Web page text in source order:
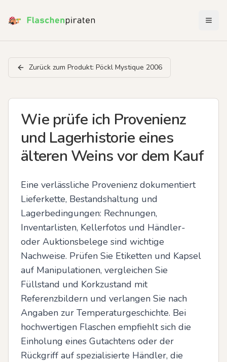
Zurück zum Produkt: Pöckl Mystique 2006
Wie prüfe ich Provenienz
und Lagerhistorie eines
älteren Weins vor dem Kauf
Eine verlässliche Provenienz dokumentiert
Lieferkette, Bestandshaltung und
Lagerbedingungen: Rechnungen,
Inventarlisten, Kellerfotos und Händler-
oder Auktionsbelege sind wichtige
Nachweise. Prüfen Sie Etiketten und Kapsel
auf Manipulationen, vergleichen Sie
Füllstand und Korkzustand mit
Referenzbildern und verlangen Sie nach
Angaben zur Temperaturgeschichte. Bei
hochwertigen Flaschen empfiehlt sich die
Einholung eines Gutachtens oder der
Rückgriff auf spezialisierte Händler, die